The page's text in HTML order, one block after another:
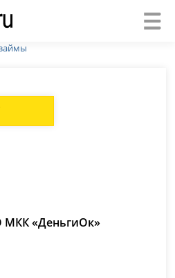
«ДеньгиОк»